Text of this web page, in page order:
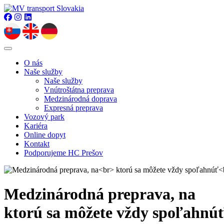
O nás
Naše služby
Naše služby
Vnútroštátna preprava
Medzinárodná doprava
Expresná preprava
Vozový park
Kariéra
Online dopyt
Kontakt
Podporujeme HC Prešov
Medzinárodná preprava, na
ktorú sa môžete vždy